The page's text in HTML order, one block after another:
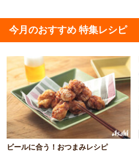
今月のおすすめ 特集レシピ
ビールに合う！おつまみレシピ